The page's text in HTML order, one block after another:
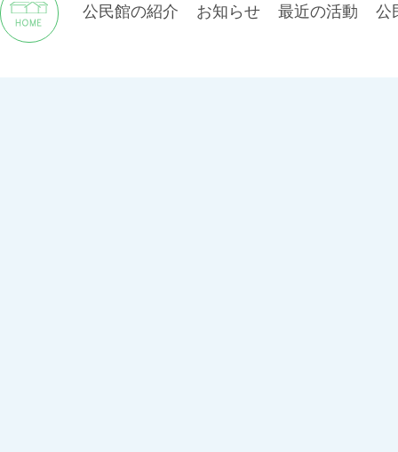
公民館の紹介 お知らせ 最近の活動 公